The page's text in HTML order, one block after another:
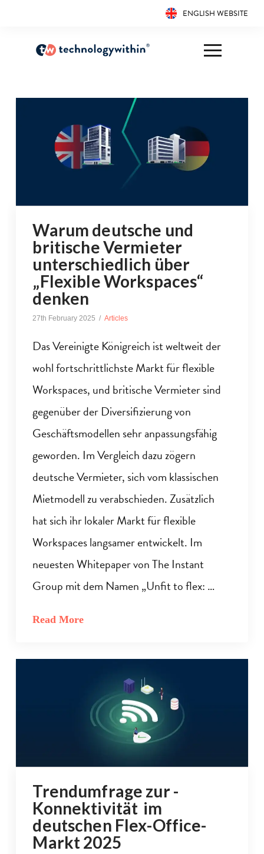
ENGLISH WEBSITE
Warum deutsche und
britische Vermieter
unterschiedlich über
„Flexible Workspaces“
denken
27th February 2025 Articles
Das Vereinigte Königreich ist weltweit der
wohl fortschrittlichste Markt für flexible
Workspaces, und britische Vermieter sind
gegenüber der Diversifizierung von
Geschäftsmodellen sehr anpassungsfähig
geworden. Im Vergleich dazu zögern
deutsche Vermieter, sich vom klassischen
Mietmodell zu verabschieden. Zusätzlich
hat sich ihr lokaler Markt für flexible
Workspaces langsamer entwickelt. Im
neuesten Whitepaper von The Instant
Group mit dem Namen „Unfit to flex: …
Read More
Trendumfrage zur -
Konnektivität im
deutschen Flex-Office-
Markt 2025